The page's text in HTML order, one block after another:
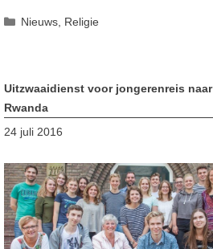
Categorieën
Nieuws Religie
Uitzwaaidienst voor jongerenreis naar
Rwanda
24 juli 2016